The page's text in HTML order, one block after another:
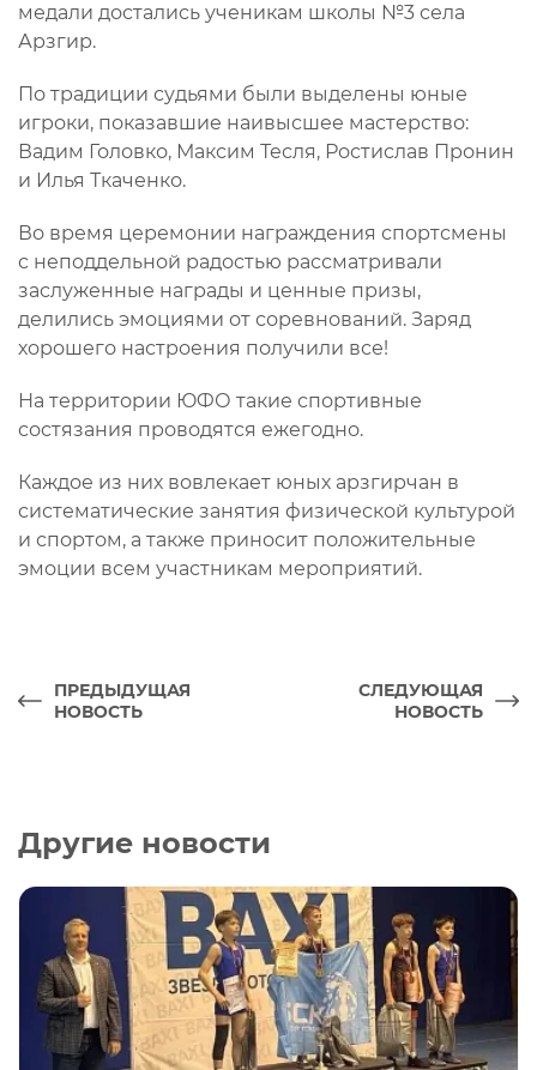
медали достались ученикам школы №3 села
Арзгир.
По традиции судьями были выделены юные
игроки, показавшие наивысшее мастерство:
Вадим Головко, Максим Тесля, Ростислав Пронин
и Илья Ткаченко.
Во время церемонии награждения спортсмены
с неподдельной радостью рассматривали
заслуженные награды и ценные призы,
делились эмоциями от соревнований. Заряд
хорошего настроения получили все!
На территории ЮФО такие спортивные
состязания проводятся ежегодно.
Каждое из них вовлекает юных арзгирчан в
систематические занятия физической культурой
и спортом, а также приносит положительные
эмоции всем участникам мероприятий.
ПРЕДЫДУЩАЯ
НОВОСТЬ
СЛЕДУЮЩАЯ
НОВОСТЬ
Другие новости